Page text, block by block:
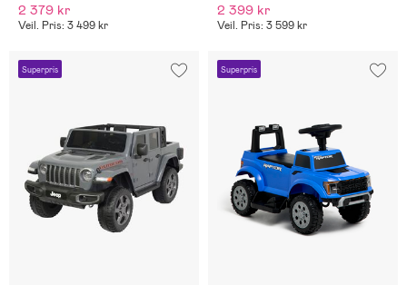
2 379 kr
Veil. Pris: 3 499 kr
2 399 kr
Veil. Pris: 3 599 kr
Superpris Superpris